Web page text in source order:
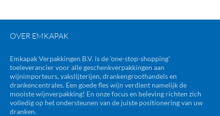
OVER EMKAPAK
Emkapak Verpakkingen B.V. is de ‘one-stop-shopping’
toeleverancier voor alle geschenkverpakkingen aan
wijnimporteurs, vakslijterijen, drankengroothandels en
drankencentrales. Een goede fles wijn verdient namelijk de
mooiste wijnverpakking! En onze focus en beleving richten zich
volledig op het ondersteunen van de juiste positionering van uw
dranken.